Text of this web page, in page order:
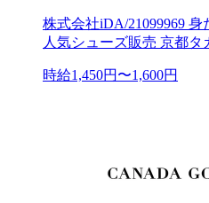
株式会社iDA/21099969
人気シューズ販売 京都タ
時給1,450円〜1,600円